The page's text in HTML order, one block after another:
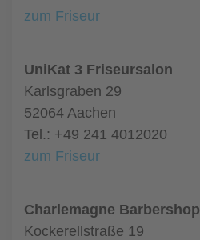
zum Friseur
UniKat 3 Friseursalon
Karlsgraben 29
52064 Aachen
Tel.: +49 241 4012020
zum Friseur
Charlemagne Barbershop
Kockerellstraße 19